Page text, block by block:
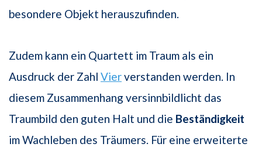
besondere Objekt herauszufinden.
Zudem kann ein Quartett im Traum als ein
Ausdruck der Zahl Vierverstanden werden. In
diesem Zusammenhang versinnbildlicht das
Traumbild den guten Halt und die Beständigkeit
im Wachleben des Träumers. Für eine erweiterte